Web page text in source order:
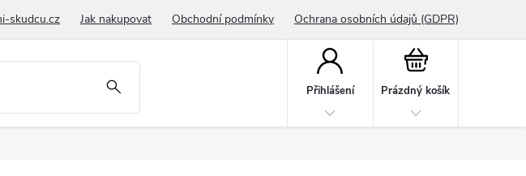
skudcu.cz Jak nakupovat Obchodní podmínky Ochrana osobních údajů (GDPR)
Přihlášení
Nákupní
Prázdný košík